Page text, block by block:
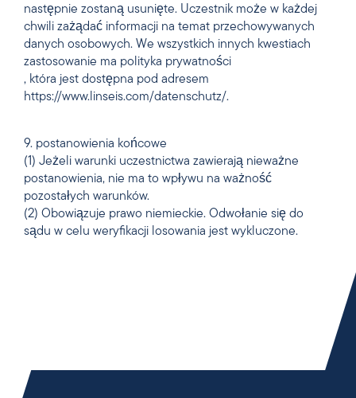
następnie zostaną usunięte. Uczestnik może w każdej
chwili zażądać informacji na temat przechowywanych
danych osobowych. We wszystkich innych kwestiach
zastosowanie ma polityka prywatności
, która jest dostępna pod adresem
https://www.linseis.com/datenschutz/.
9. postanowienia końcowe
(1) Jeżeli warunki uczestnictwa zawierają nieważne
postanowienia, nie ma to wpływu na ważność
pozostałych warunków.
(2) Obowiązuje prawo niemieckie. Odwołanie się do
sądu w celu weryfikacji losowania jest wykluczone.